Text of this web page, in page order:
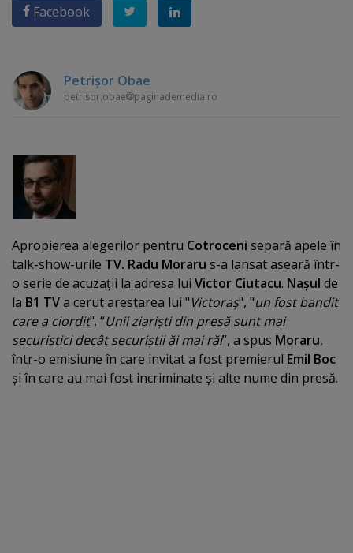
Facebook
Petrişor Obae
petrisor.obae paginademedia.ro
Apropierea alegerilor pentru Cotroceni separă apele în
talk-show-urile TV. Radu Moraru s-a lansat aseară într-
o serie de acuzaţii la adresa lui Victor Ciutacu. Naşul de
la B1 TVa cerut arestarea lui "Victoraş", "un fost bandit
care a ciordit". “Unii ziarişti din presă sunt mai
securistici decât securiştii ăi mai răi”, a spus Moraru,
într-o emisiune în care invitat a fost premierul Emil Boc
şi în care au mai fost incriminate şi alte nume din presă.